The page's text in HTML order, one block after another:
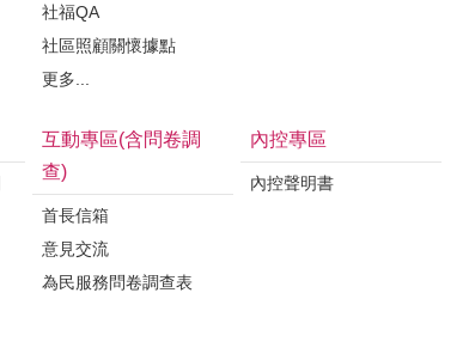
社福QA
社區照顧關懷據點
更多...
互動專區(含問卷調
查)
首長信箱
意見交流
為民服務問卷調查表
內控專區
內控聲明書